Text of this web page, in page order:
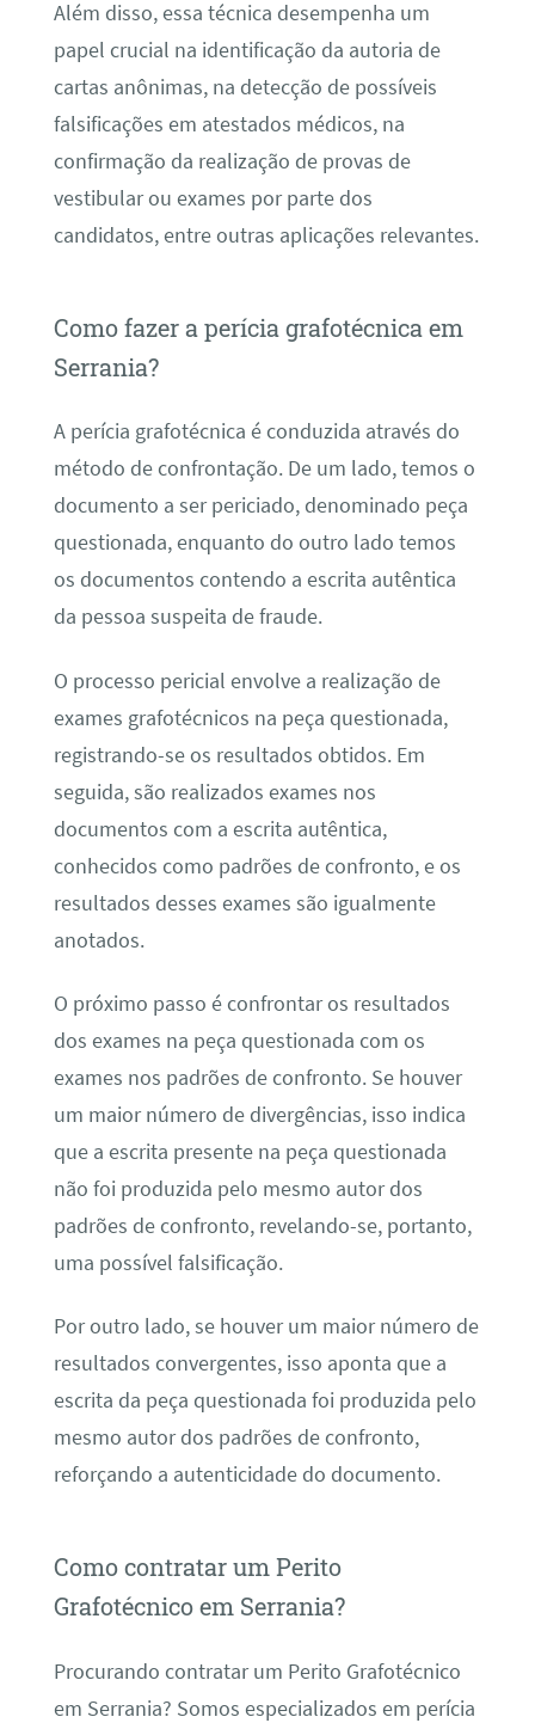
Além disso, essa técnica desempenha um
papel crucial na identificação da autoria de
cartas anônimas, na detecção de possíveis
falsificações em atestados médicos, na
confirmação da realização de provas de
vestibular ou exames por parte dos
candidatos, entre outras aplicações relevantes.
Como fazer a perícia grafotécnica em
Serrania?
A perícia grafotécnica é conduzida através do
método de confrontação. De um lado, temos o
documento a ser periciado, denominado peça
questionada, enquanto do outro lado temos
os documentos contendo a escrita autêntica
da pessoa suspeita de fraude.
O processo pericial envolve a realização de
exames grafotécnicos na peça questionada,
registrando-se os resultados obtidos. Em
seguida, são realizados exames nos
documentos com a escrita autêntica,
conhecidos como padrões de confronto, e os
resultados desses exames são igualmente
anotados.
O próximo passo é confrontar os resultados
dos exames na peça questionada com os
exames nos padrões de confronto. Se houver
um maior número de divergências, isso indica
que a escrita presente na peça questionada
não foi produzida pelo mesmo autor dos
padrões de confronto, revelando-se, portanto,
uma possível falsificação.
Por outro lado, se houver um maior número de
resultados convergentes, isso aponta que a
escrita da peça questionada foi produzida pelo
mesmo autor dos padrões de confronto,
reforçando a autenticidade do documento.
Como contratar um Perito
Grafotécnico em Serrania?
Procurando contratar um Perito Grafotécnico
em Serrania? Somos especializados em perícia